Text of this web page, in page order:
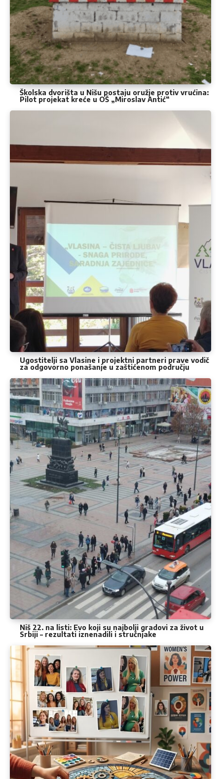
Školska dvorišta u Nišu postaju oružje protiv vrućina:
Pilot projekat kreće u OŠ „Miroslav Antić“
Ugostitelji sa Vlasine i projektni partneri prave vodič
za odgovorno ponašanje u zaštićenom području
Niš 22. na listi: Evo koji su najbolji gradovi za život u
Srbiji – rezultati iznenadili i stručnjake